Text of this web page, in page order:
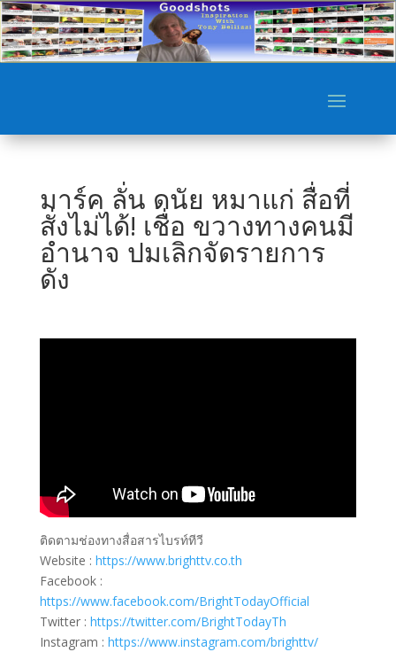
มาร์ค ลั่น ดนัย หมาแก่ สื่อที่
สั่งไม่ได้! เชื่อ ขวางทางคนมี
อำนาจ ปมเลิกจัดรายการ
ดัง
ติดตามช่องทางสื่อสารไบรท์ทีวี
Website : https://www.brighttv.co.th
Facebook :
https://www.facebook.com/BrightTodayOfficial
Twitter : https://twitter.com/BrightTodayTh
Instagram : https://www.instagram.com/brighttv/